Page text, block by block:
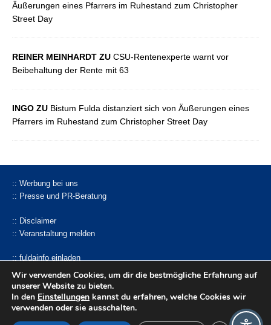
Äußerungen eines Pfarrers im Ruhestand zum Christopher
Street Day
REINER MEINHARDT ZU CSU-Rentenexperte warnt vor
Beibehaltung der Rente mit 63
INGO ZU Bistum Fulda distanziert sich von Äußerungen eines
Pfarrers im Ruhestand zum Christopher Street Day
:: Werbung bei uns
:: Presse und PR-Beratung
:: Disclaimer
:: Veranstaltung melden
:: fuldainfo einladen
:: Pressemitteilung einsenden
facebook |Whatsapp-Kanal|bluseky|mastodon
Wir verwenden Cookies, um dir die bestmögliche Erfahrung auf
unserer Website zu bieten.
In den Einstellungen kannst du erfahren, welche Cookies wir
verwenden oder sie ausschalten.